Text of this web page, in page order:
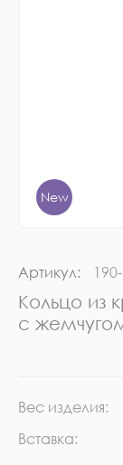
New
Артикул:
Кольцо из
с
Вес изделия:
Вставка: